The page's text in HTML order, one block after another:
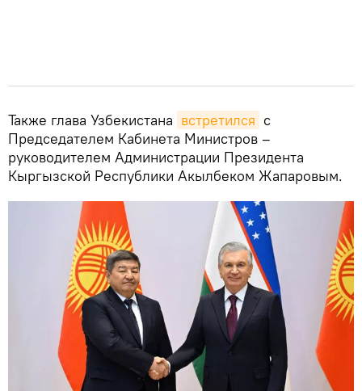
Также глава Узбекистана встретился с
Председателем Кабинета Министров –
руководителем Администрации Президента
Кыргызской Республики Акылбеком Жапаровым.